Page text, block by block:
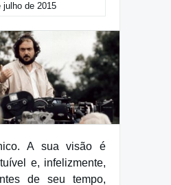
julho de 2015
A sua visão é
e, infelizmente,
de seu tempo,